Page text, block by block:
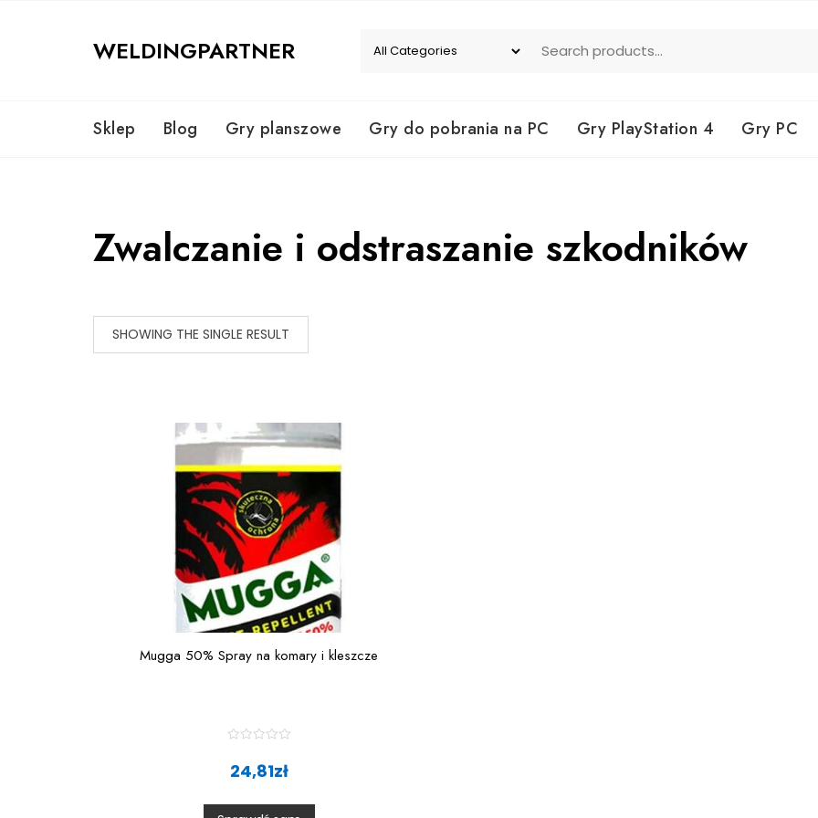
WELDINGPARTNER
Sklep Blog Gry planszowe Gry do pobrania na PC Gry PlayStation 4 Gry PC
Zwalczanie i odstraszanie szkodników
SHOWING THE SINGLE RESULT
Mugga 50% Spray na komary i kleszcze
t
0
24,81zł